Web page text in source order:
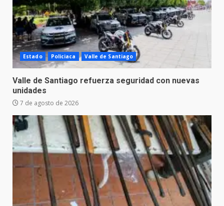
Estado Policiaca Valle de Santiago
Valle de Santiago refuerza seguridad con nuevas
unidades
7 de agosto de 2026